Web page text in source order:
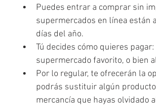
Puedes entrar a comprar sin
supermercados en línea están
días del año.
Tú decides cómo quieres
supermercado favorito, o bien
Por lo regular, te ofrecerán la
podrás sustituir algún
mercancía que hayas olvidado